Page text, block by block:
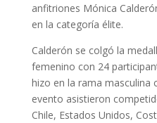
anfitriones Mónica
en la categoría élite.
Calderón se colgó la
femenino con 24
hizo en la rama masculina
evento asistieron
Chile, Estados Unidos,